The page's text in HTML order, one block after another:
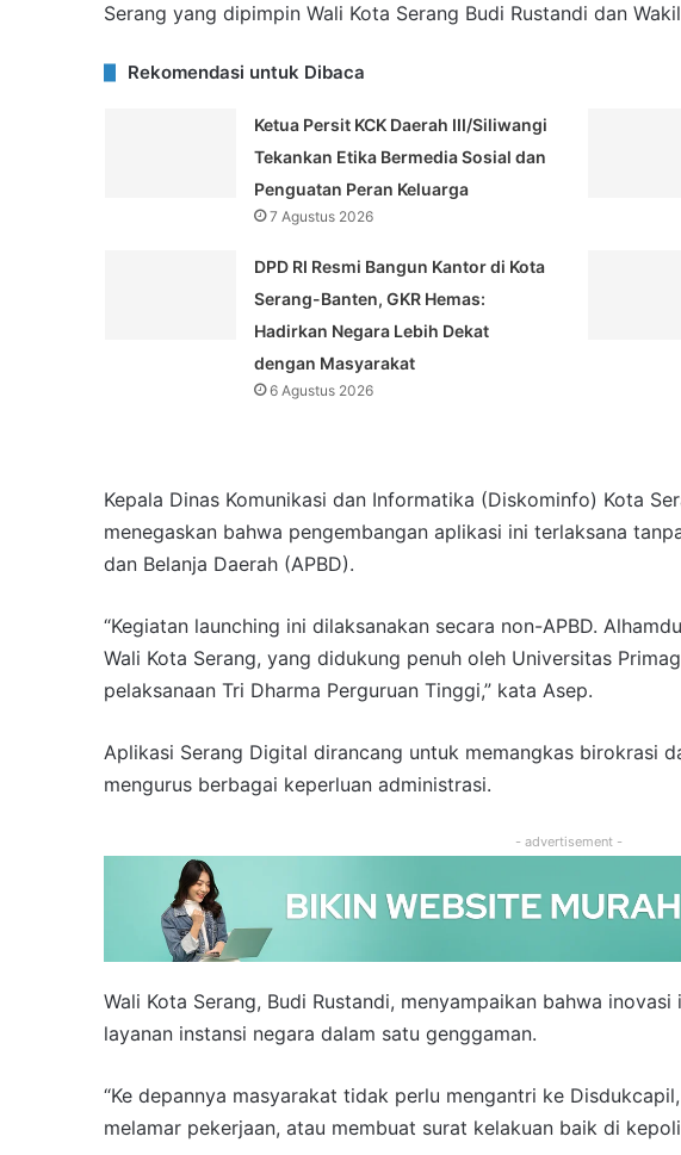
Serang yang dipimpin Wali Kota Serang Budi Rustandi dan
Rekomendasi untuk Dibaca
Ketua Persit KCK Daerah III/Siliwangi
Tekankan Etika Bermedia Sosial dan
Penguatan Peran Keluarga
7 Agustus 2026
DPD RI Resmi Bangun Kantor di Kota
Serang-Banten, GKR Hemas:
Hadirkan Negara Lebih Dekat
dengan Masyarakat
6 Agustus 2026
Kepala Dinas Komunikasi dan Informatika (Diskominfo) Kota
menegaskan bahwa pengembangan aplikasi ini terlaksana
dan Belanja Daerah (APBD).
“Kegiatan launching ini dilaksanakan secara non-APBD.
Wali Kota Serang, yang didukung penuh oleh Universitas
pelaksanaan Tri Dharma Perguruan Tinggi,” kata Asep.
Aplikasi Serang Digital dirancang untuk memangkas birokrasi
mengurus berbagai keperluan administrasi.
- advertisement -
Wali Kota Serang, Budi Rustandi, menyampaikan bahwa
layanan instansi negara dalam satu genggaman.
“Ke depannya masyarakat tidak perlu mengantri ke
melamar pekerjaan, atau membuat surat kelakuan baik di